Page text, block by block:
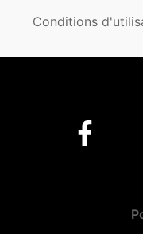
Conditions